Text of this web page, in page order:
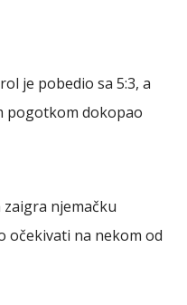
je pobedio sa 5:3, a
pogotkom dokopao
njemačku
očekivati na nekom od